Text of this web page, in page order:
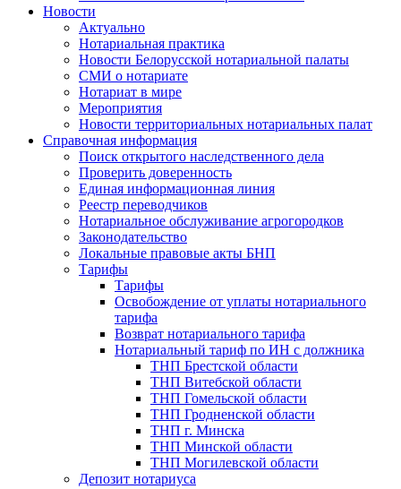
Новости
Актуально
Нотариальная практика
Новости Белорусской нотариальной палаты
СМИ о нотариате
Нотариат в мире
Мероприятия
Новости территориальных нотариальных палат
Справочная информация
Поиск открытого наследственного дела
Проверить доверенность
Единая информационная линия
Реестр переводчиков
Нотариальное обслуживание агрогородков
Законодательство
Локальные правовые акты БНП
Тарифы
Тарифы
Освобождение от уплаты нотариального
тарифа
Возврат нотариального тарифа
Нотариальный тариф по ИН с должника
ТНП Брестской области
ТНП Витебской области
ТНП Гомельской области
ТНП Гродненской области
ТНП г. Минска
ТНП Минской области
ТНП Могилевской области
Депозит нотариуса